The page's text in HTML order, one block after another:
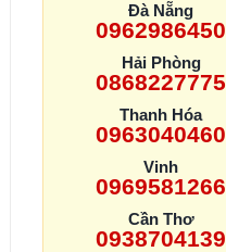
Đà Nẵng
0962986450
Hải Phòng
0868227775
Thanh Hóa
0963040460
Vinh
0969581266
Cần Thơ
0938704139